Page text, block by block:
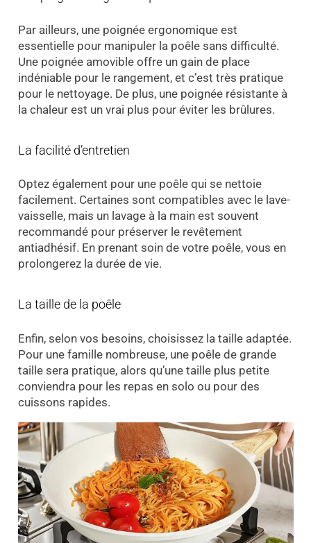
Par ailleurs, une poignée ergonomique est
essentielle pour manipuler la poêle sans difficulté.
Une poignée amovible offre un gain de place
indéniable pour le rangement, et c’est très pratique
pour le nettoyage. De plus, une poignée résistante à
la chaleur est un vrai plus pour éviter les brûlures.
La facilité d’entretien
Optez également pour une poêle qui se nettoie
facilement. Certaines sont compatibles avec le lave-
vaisselle, mais un lavage à la main est souvent
recommandé pour préserver le revêtement
antiadhésif. En prenant soin de votre poêle, vous en
prolongerez la durée de vie.
La taille de la poêle
Enfin, selon vos besoins, choisissez la taille adaptée.
Pour une famille nombreuse, une poêle de grande
taille sera pratique, alors qu’une taille plus petite
conviendra pour les repas en solo ou pour des
cuissons rapides.